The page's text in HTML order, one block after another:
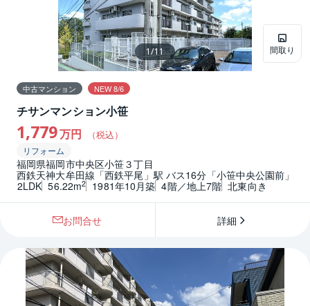
間取り
1/11
中古マンション NEW 8/6
チサンマンション小笹
1,779万円 （税込）
リフォーム
福岡県福岡市中央区小笹３丁目
西鉄天神大牟田線「西鉄平尾」駅 バス16分「小笹中央公園前」停
2LDK 56.22m2 1981年10月築 4階／地上7階 北東向き
お問合せ 詳細